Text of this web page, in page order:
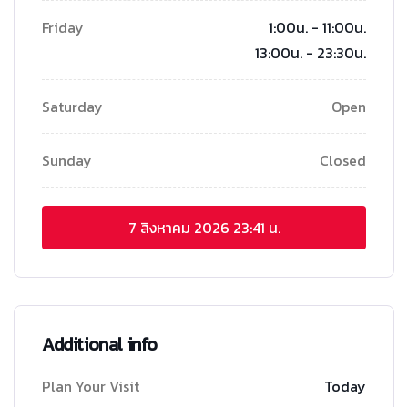
Friday
1:00น. - 11:00น.
13:00น. - 23:30น.
Saturday Open
Sunday Closed
7 สิงหาคม 2026 23:41 น.
Additional info
Plan Your Visit
Today